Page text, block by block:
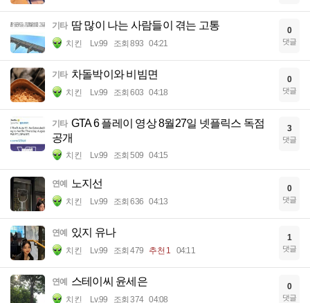
기타 땀 많이 나는 사람들이 겪는 고통
치킨 Lv.99 조회 893 04:21
0
댓글
기타 차돌박이와 비빔면
치킨 Lv.99 조회 603 04:18
0
댓글
기타 GTA 6 플레이 영상 8월27일 넷플릭스 독점
공개
치킨 Lv.99 조회 509 04:15
3
댓글
연예 노지선
치킨 Lv.99 조회 636 04:13
0
댓글
연예 있지 유나
치킨 Lv.99 조회 479 추천 1 04:11
1
댓글
연예 스테이씨 윤세은
치킨 Lv.99 조회 374 04:08
0
댓글